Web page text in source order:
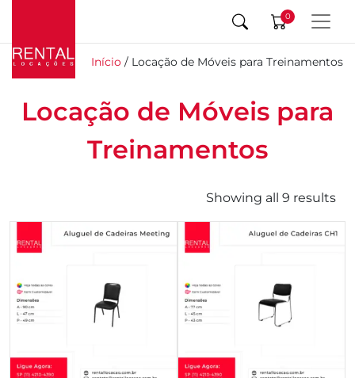
0
Início / Locação de Móveis para Treinamentos
Locação de Móveis para
Treinamentos
Showing all 9 results